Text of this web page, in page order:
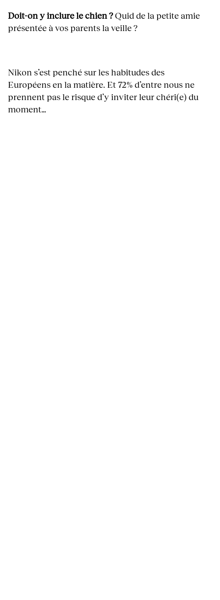
Doit-on y inclure le chien ?Quid de la petite amie
présentée à vos parents la veille ?
Nikon s’est penché sur les habitudes des
Européens en la matière. Et 72% d’entre nous ne
prennent pas le risque d’y inviter leur chéri(e) du
moment…